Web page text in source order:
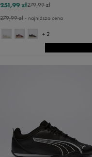
279,99 zł
251,99 zł
279,99 zł- najniższa cena
+ 2